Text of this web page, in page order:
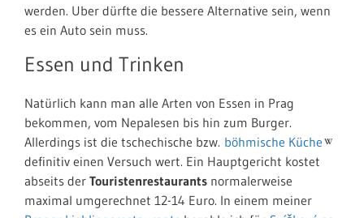
werden. Uber dürfte die bessere Alternative sein, wenn
es ein Auto sein muss.
Essen und Trinken
Natürlich kann man alle Arten von Essen in Prag
bekommen, vom Nepalesen bis hin zum Burger.
Allerdings ist die tschechische bzw. böhmische Küche
definitiv einen Versuch wert. Ein Hauptgericht kostet
abseits der Touristenrestaurants normalerweise
maximal umgerechnet 12-14 Euro. In einem meiner